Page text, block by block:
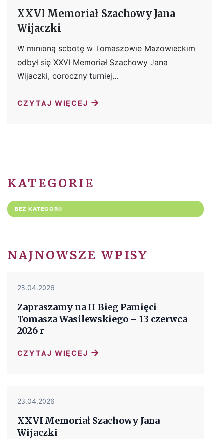
XXVI Memoriał Szachowy Jana
Wijaczki
W minioną sobotę w Tomaszowie Mazowieckim
odbył się XXVI Memoriał Szachowy Jana
Wijaczki, coroczny turniej...
CZYTAJ WIĘCEJ →
KATEGORIE
BEZ KATEGORII
NAJNOWSZE WPISY
28.04.2026
Zapraszamy na II Bieg Pamięci
Tomasza Wasilewskiego – 13 czerwca
2026 r
CZYTAJ WIĘCEJ →
23.04.2026
XXVI Memoriał Szachowy Jana
Wijaczki